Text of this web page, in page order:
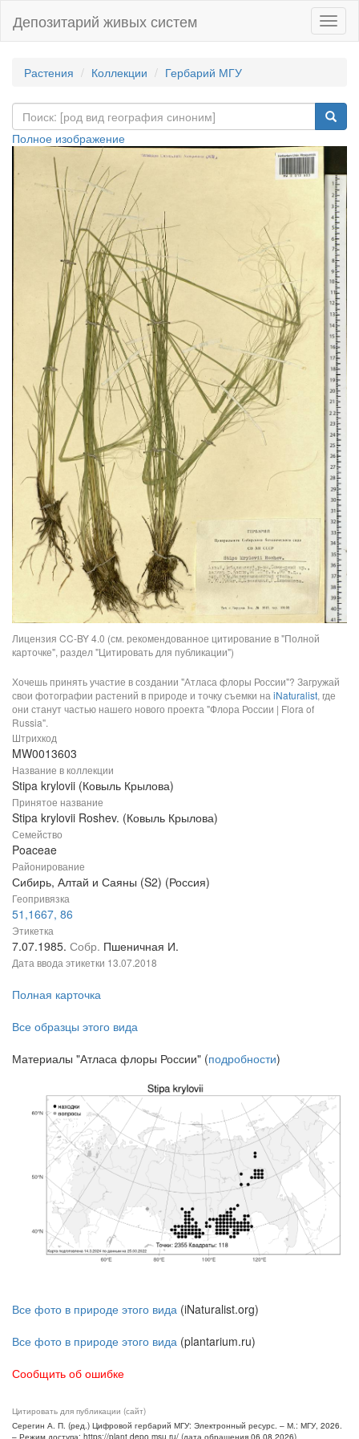
Депозитарий живых систем
Растения Коллекции Гербарий МГУ
Полное изображение
Лицензия CC-BY 4.0 (см. рекомендованное цитирование в "Полной
карточке", раздел "Цитировать для публикации")
Хочешь принять участие в создании "Атласа флоры России"? Загружай
свои фотографии растений в природе и точку съемки на iNaturalist, где
они станут частью нашего нового проекта "Флора России | Flora of
Russia".
Штрихкод
MW0013603
Название в коллекции
Stipa krylovii (Ковыль Крылова)
Принятое название
Stipa krylovii Roshev. (Ковыль Крылова)
Семейство
Poaceae
Районирование
Сибирь, Алтай и Саяны (S2) (Россия)
Геопривязка
51,1667, 86
Этикетка
7.07.1985. Собр. Пшеничная И.
Дата ввода этикетки 13.07.2018
Полная карточка
Все образцы этого вида
Материалы "Атласа флоры России" (подробности)
Все фото в природе этого вида (iNaturalist.org)
Все фото в природе этого вида (plantarium.ru)
Сообщить об ошибке
Цитировать для публикации (сайт)
Серегин А. П. (ред.) Цифровой гербарий МГУ: Электронный ресурс. – М.: МГУ, 2026.
– Режим доступа: https://plant.depo.msu.ru/ (дата обращения 06.08.2026)